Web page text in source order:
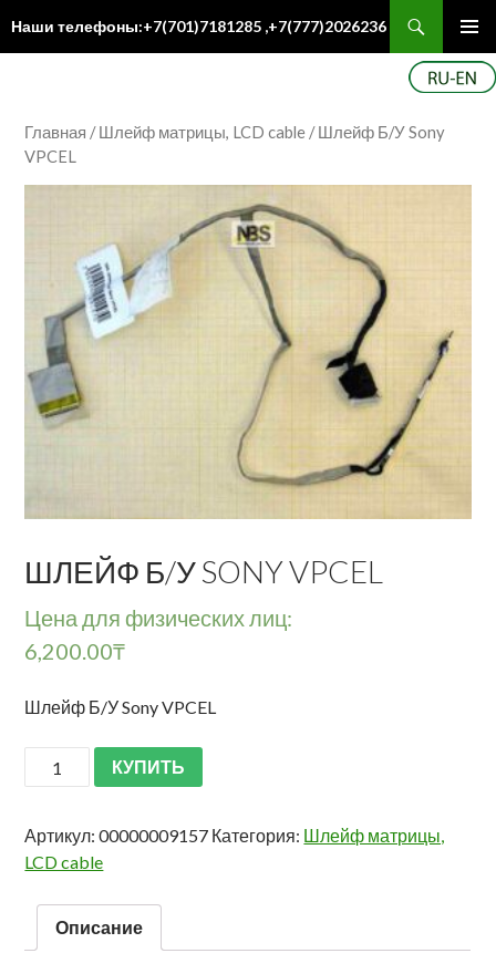
Наши телефоны:+7(701)7181285 ,+7(777)2026236
Главная /Шлейф матрицы, LCD cable / Шлейф Б/У Sony
VPCEL
ШЛЕЙФ Б/У SONY VPCEL
Цена для физических лиц:
6,200.00₸
Шлейф Б/У Sony VPCEL
КУПИТЬ
Артикул:00000009157 Категория: Шлейф матрицы,
LCD cable
Описание